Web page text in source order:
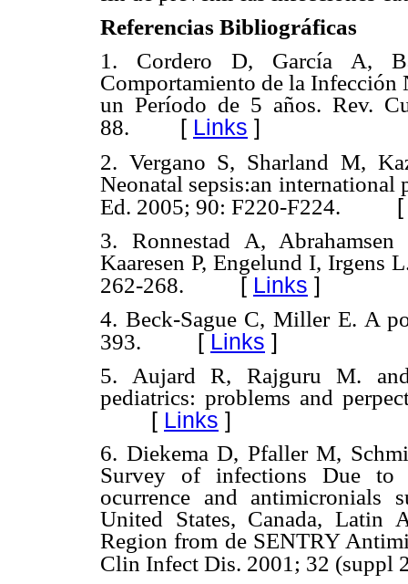
Referencias Bibliográficas
1.
Cordero D, García A,
Comportamiento de la Infección
un Período de 5 años. Rev.
88. [ Links ]
2. Vergano S, Sharland M,
Neonatal sepsis:an
Ed. 2005; 90: F220-F224.
3.
Ronnestad A,
Kaaresen P, Engelund I, Irgens
262-268.
[ Links ]
4. Beck-Sague C, Miller E. A
393.
[ Links ]
5. Aujard R, Rajguru M.
pediatrics: problems and
[ Links ]
6. Diekema D, Pfaller M,
Survey of infections Due
ocurrence and antimicronials
United States, Canada, Latin
Region from de SENTRY
Clin Infect Dis. 2001; 32 (suppl